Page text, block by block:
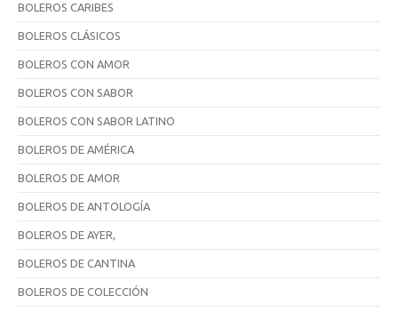
BOLEROS CARIBES
BOLEROS CLÁSICOS
BOLEROS CON AMOR
BOLEROS CON SABOR
BOLEROS CON SABOR LATINO
BOLEROS DE AMÉRICA
BOLEROS DE AMOR
BOLEROS DE ANTOLOGÍA
BOLEROS DE AYER,
BOLEROS DE CANTINA
BOLEROS DE COLECCIÓN